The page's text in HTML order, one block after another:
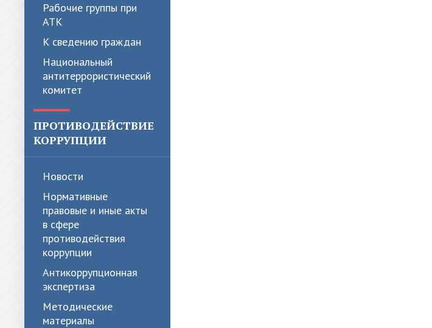
Рабочие группы при
АТК
К сведению граждан
Национальный
антитеррористический
комитет
ПРОТИВОДЕЙСТВИЕ
КОРРУПЦИИ
Новости
Нормативные
правовые и иные акты
в сфере
противодействия
коррупции
Антикоррупционная
экспертиза
Методические
материалы